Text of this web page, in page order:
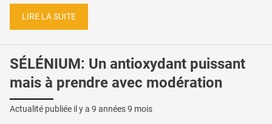
LIRE LA SUITE
SÉLÉNIUM: Un antioxydant puissant
mais à prendre avec modération
Actualité publiée il y a 9 années 9 mois